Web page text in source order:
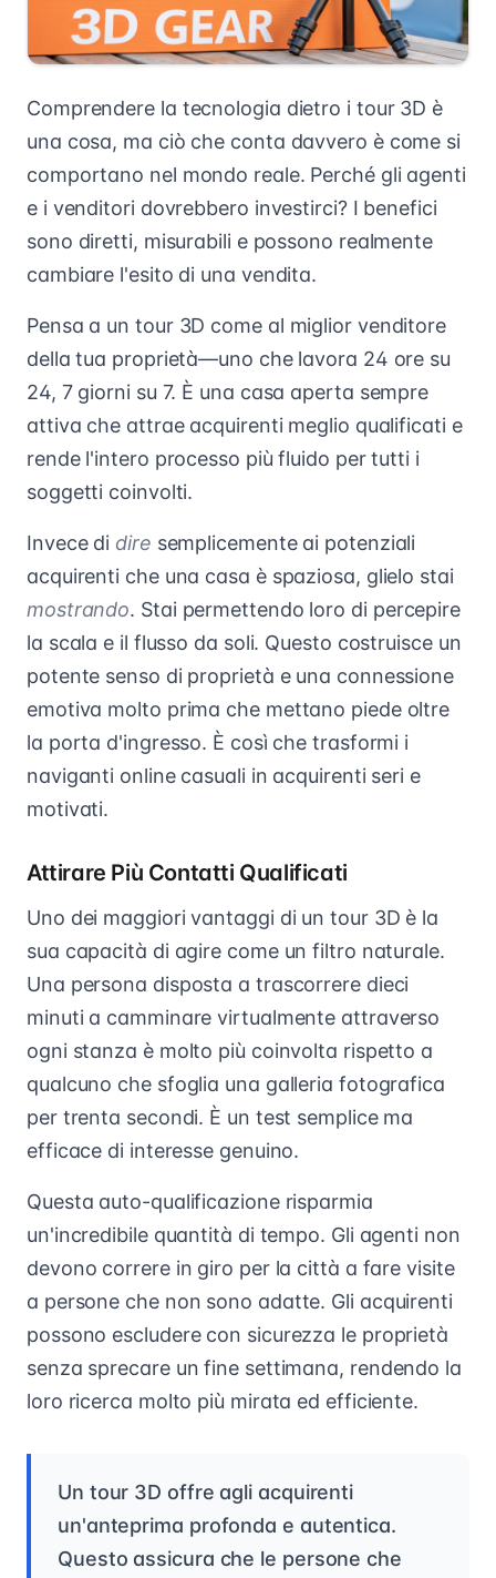
Comprendere la tecnologia dietro i tour 3D è
una cosa, ma ciò che conta davvero è come si
comportano nel mondo reale. Perché gli agenti
e i venditori dovrebbero investirci? I benefici
sono diretti, misurabili e possono realmente
cambiare l'esito di una vendita.
Pensa a un tour 3D come al miglior venditore
della tua proprietà—uno che lavora 24 ore su
24, 7 giorni su 7. È una casa aperta sempre
attiva che attrae acquirenti meglio qualificati e
rende l'intero processo più fluido per tutti i
soggetti coinvolti.
Invece di dire semplicemente ai potenziali
acquirenti che una casa è spaziosa, glielo stai
mostrando. Stai permettendo loro di percepire
la scala e il flusso da soli. Questo costruisce un
potente senso di proprietà e una connessione
emotiva molto prima che mettano piede oltre
la porta d'ingresso. È così che trasformi i
naviganti online casuali in acquirenti seri e
motivati.
Attirare Più Contatti Qualificati
Uno dei maggiori vantaggi di un tour 3D è la
sua capacità di agire come un filtro naturale.
Una persona disposta a trascorrere dieci
minuti a camminare virtualmente attraverso
ogni stanza è molto più coinvolta rispetto a
qualcuno che sfoglia una galleria fotografica
per trenta secondi. È un test semplice ma
efficace di interesse genuino.
Questa auto-qualificazione risparmia
un'incredibile quantità di tempo. Gli agenti non
devono correre in giro per la città a fare visite
a persone che non sono adatte. Gli acquirenti
possono escludere con sicurezza le proprietà
senza sprecare un fine settimana, rendendo la
loro ricerca molto più mirata ed efficiente.
Un tour 3D offre agli acquirenti
un'anteprima profonda e autentica.
Questo assicura che le persone che